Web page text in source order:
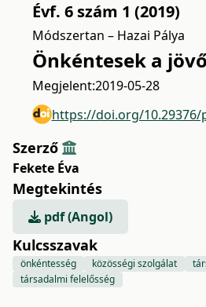
Évf. 6 szám 1 (2019)
Módszertan – Hazai Pálya
Önkéntesek a
Megjelent:2019-05-28
https://doi.org/10.29376/
Szerző
Fekete Éva
Megtekintés
pdf (Angol)
Kulcsszavak
önkéntesség közösségi szolgálat
társadalmi felelősség